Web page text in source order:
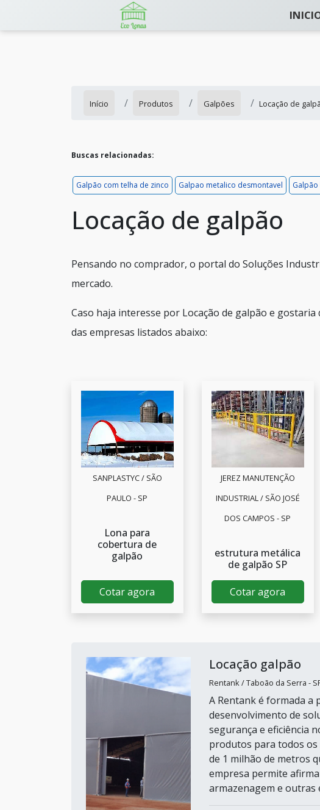
Início Produtos Galpões Locação de
Buscas relacionadas:
Galpão com telha de zinco Galpao metalico desmontavel
Locação de galpão
Pensando no comprador, o portal do Soluções
mercado.
Caso haja interesse por Locação de galpão e
das empresas listados abaixo:
SANPLASTYC / SÃO
PAULO - SP
Lona para
cobertura de
galpão
Cotar agora
JEREZ MANUTENÇÃO
INDUSTRIAL / SÃO JOSÉ
DOS CAMPOS - SP
estrutura metálica
de galpão SP
Cotar agora
Locação galpão
Rentank / Taboão da Serra -
A Rentank é formada a
desenvolvimento de
segurança e eficiência
produtos para todos os
de 1 milhão de metros
empresa permite
armazenagem e outras